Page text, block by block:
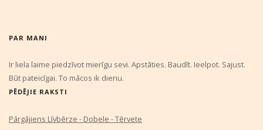
PAR MANI
Ir liela laime piedzīvot mierīgu sevi. Apstāties. Baudīt. Ieelpot. Sajust.
Būt pateicīgai. To mācos ik dienu.
PĒDĒJIE RAKSTI
Pārgājiens Līvbērze - Dobele - Tērvete